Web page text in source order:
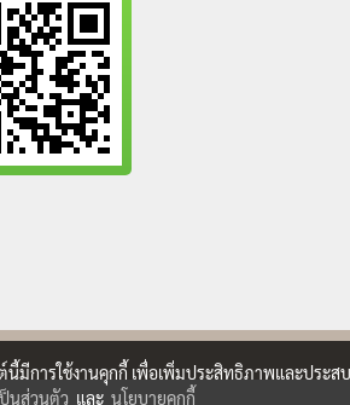
นี้มีการใช้งานคุกกี้ เพื่อเพิ่มประสิทธิภาพและประ
นส่วนตัว และ นโยบายคุกกี้